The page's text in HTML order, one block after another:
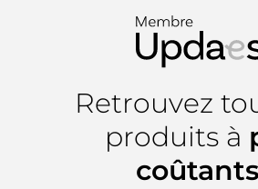
Retrouvez
produits à